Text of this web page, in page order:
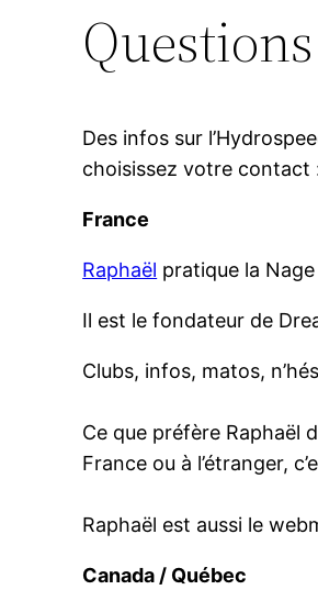
Des infos sur
choisissez votre contact
France
Raphaël pratique la
Il est le fondateur de
Clubs, infos, matos,
Ce que préfère Raphaël
France ou à l’étranger,
Raphaël est aussi le
Canada / Québec